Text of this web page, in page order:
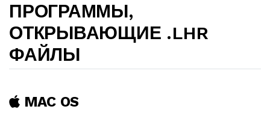
ПРОГРАММЫ,
ОТКРЫВАЮЩИЕ .LHR
ФАЙЛЫ
MAC OS